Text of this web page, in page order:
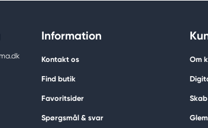
Information
Kontakt os
Find butik
Favoritsider
Spørgsmål & svar
Om